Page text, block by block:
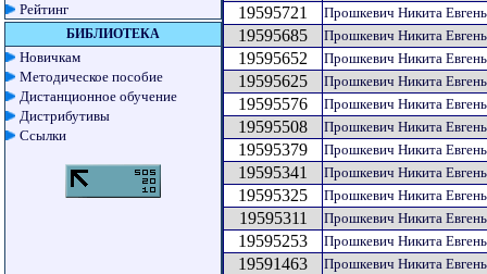
Рейтинг
БИБЛИОТЕКА
Новичкам
Методическое пособие
Дистанционное обучение
Дистрибутивы
Ссылки
19595721 Прошкевич Никита
19595685 Прошкевич Никита
19595652 Прошкевич Никита
19595625 Прошкевич Никита
19595576 Прошкевич Никита
19595508 Прошкевич Никита
19595379 Прошкевич Никита
19595341 Прошкевич Никита
19595325 Прошкевич Никита
19595311 Прошкевич Никита
19595253 Прошкевич Никита
19591463 Прошкевич Никита